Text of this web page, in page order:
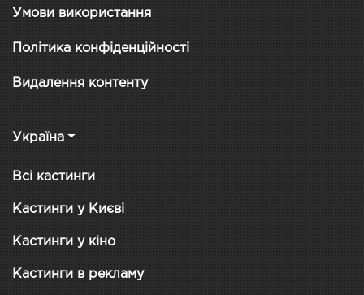
Умови використання
Політика конфіденційності
Видалення контенту
Україна
Всі кастинги
Кастинги у Києві
Кастинги у кіно
Кастинги в рекламу